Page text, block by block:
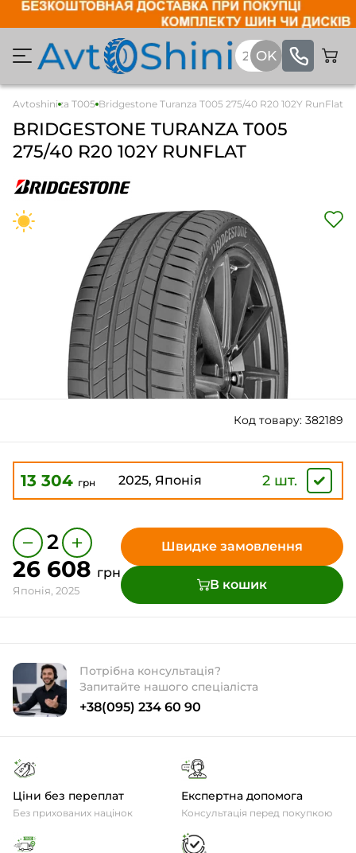
Avtoshini
Turanza T005 Bridgestone Turanza T005 275/40 R20 102Y RunFlat
BRIDGESTONE TURANZA T005
275/40 R20 102Y RUNFLAT
Код товару: 382189
13 304 грн 2025, Японія 2 шт.
− 2 +
26 608 грн
Японія, 2025
Швидке замовлення
В кошик
Потрібна консультація?
Запитайте нашого спеціаліста
+38(095) 234 60 90
Ціни без переплат
Без прихованих націнок
Експертна допомога
Консультація перед покупкою